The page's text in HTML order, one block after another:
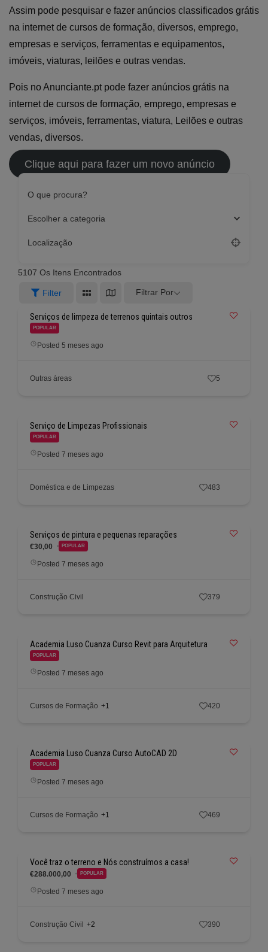
Assim pode pesquisar e fazer anúncios classificados grátis
na internet de cursos de formação, diversos, emprego,
empresas e serviços, ferramentas e equipamentos,
imóveis, viaturas, leilões e outras vendas.
Pois no Anunciante.pt pode fazer anúncios grátis na
internet de cursos de formação, emprego, empresas e
serviços, imóveis, ferramentas, viatura, Leilões e outras
vendas, diversos.
Clique aqui para fazer um novo anúncio
O que procura?
Escolher a categoria
Localização
5107 Os Itens Encontrados
Filter Filtrar Por
Serviços de limpeza de terrenos quintais outros
POPULAR
Posted 5 meses ago
Outras áreas 5
Serviço de Limpezas Profissionais
POPULAR
Posted 7 meses ago
Doméstica e de Limpezas 483
Serviços de pintura e pequenas reparações
€30,00 POPULAR
Posted 7 meses ago
Construção Civil 379
Academia Luso Cuanza Curso Revit para Arquitetura
POPULAR
Posted 7 meses ago
Cursos de Formação +1 420
Academia Luso Cuanza Curso AutoCAD 2D
POPULAR
Posted 7 meses ago
Cursos de Formação +1 469
Você traz o terreno e Nós construímos a casa!
€288.000,00 POPULAR
Posted 7 meses ago
Construção Civil +2 390